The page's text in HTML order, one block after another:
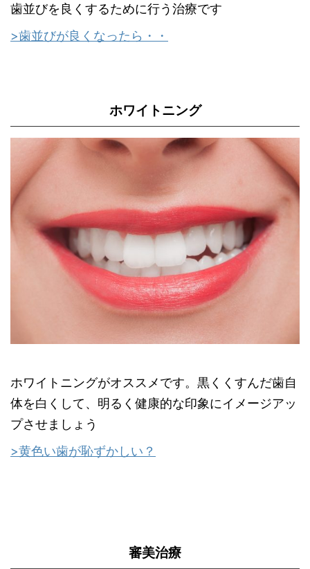
歯並びを良くするために行う治療です
>歯並びが良くなったら・・
ホワイトニング
ホワイトニングがオススメです。黒くくすんだ歯自
体を白くして、明るく健康的な印象にイメージアッ
プさせましょう
>黄色い歯が恥ずかしい？
審美治療